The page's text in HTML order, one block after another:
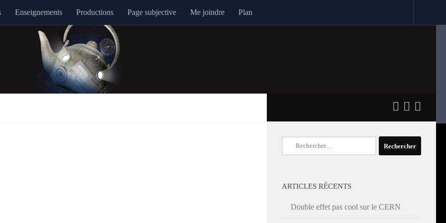
Enseignements Productions Page subjective Me joindre Plan
Rechercher :
ARTICLES RÉCENTS
Double effet pas cool sur le CERN